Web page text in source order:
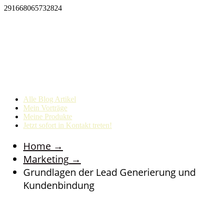
291668065732824
Alle Blog Artikel
Mein Vorträge
Meine Produkte
Jetzt sofort in Kontakt treten!
Home →
Marketing →
Grundlagen der Lead Generierung und
Kundenbindung